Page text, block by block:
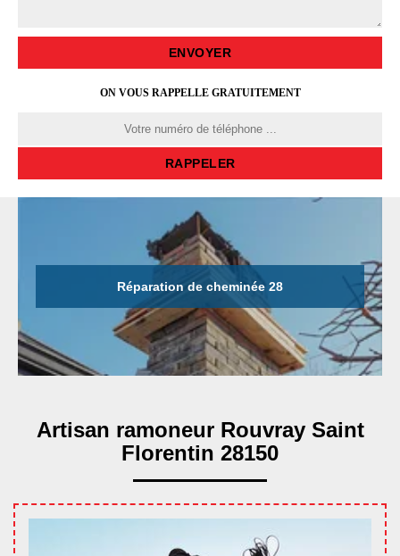
ON VOUS RAPPELLE GRATUITEMENT
Réparation de cheminée 28
Artisan ramoneur Rouvray Saint
Florentin 28150